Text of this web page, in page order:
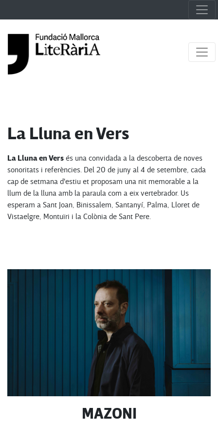
La Lluna en Vers
La Lluna en Vers és una convidada a la descoberta de noves
sonoritats i referències. Del 20 de juny al 4 de setembre, cada
cap de setmana d'estiu et proposam una nit memorable a la
llum de la lluna amb la paraula com a eix vertebrador. Us
esperam a Sant Joan, Binissalem, Santanyí, Palma, Lloret de
Vistaelgre, Montuïri i la Colònia de Sant Pere.
MAZONI